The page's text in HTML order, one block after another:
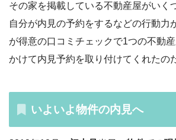
その家を掲載している不動産屋がいく
自分が内見の予約をするなどの行動力
が得意の口コミチェックで1つの不動
かけて内見予約を取り付けてくれたの
いよいよ物件の内見へ